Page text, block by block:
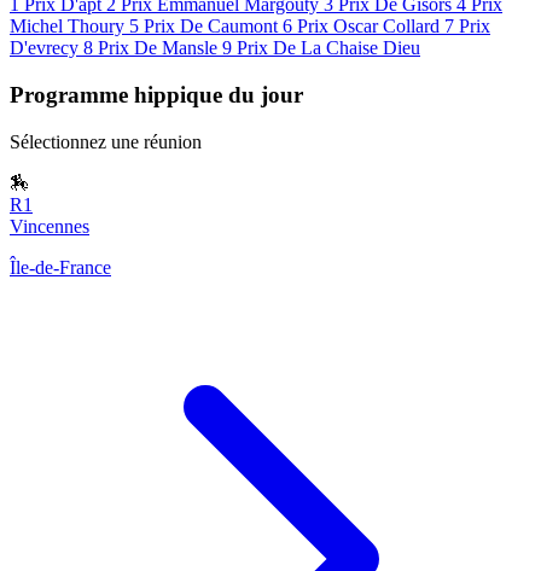
1 Prix D'apt 2 Prix Emmanuel Margouty 3 Prix De Gisors 4 Prix
Michel Thoury 5 Prix De Caumont 6 Prix Oscar Collard 7 Prix
D'evrecy 8 Prix De Mansle 9 Prix De La Chaise Dieu
Programme hippique du jour
Sélectionnez une réunion
🏇
R1
Vincennes
Île-de-France